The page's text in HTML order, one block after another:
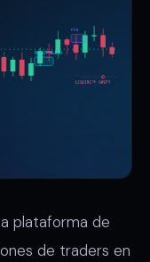
plataforma de
de traders en